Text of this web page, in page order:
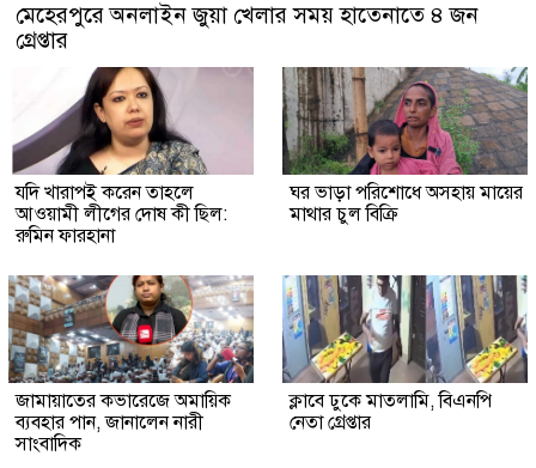
মেহেরপুরে অনলাইন জুয়া খেলার সময় হাতেনাতে ৪ জন
গ্রেপ্তার
যদি খারাপই করেন তাহলে
আওয়ামী লীগের দোষ কী ছিল:
রুমিন ফারহানা
ঘর ভাড়া পরিশোধে অসহায় মায়ের
মাথার চুল বিক্রি
জামায়াতের কভারেজে অমায়িক
ব্যবহার পান, জানালেন নারী
সাংবাদিক
ক্লাবে ঢুকে মাতলামি, বিএনপি
নেতা গ্রেপ্তার